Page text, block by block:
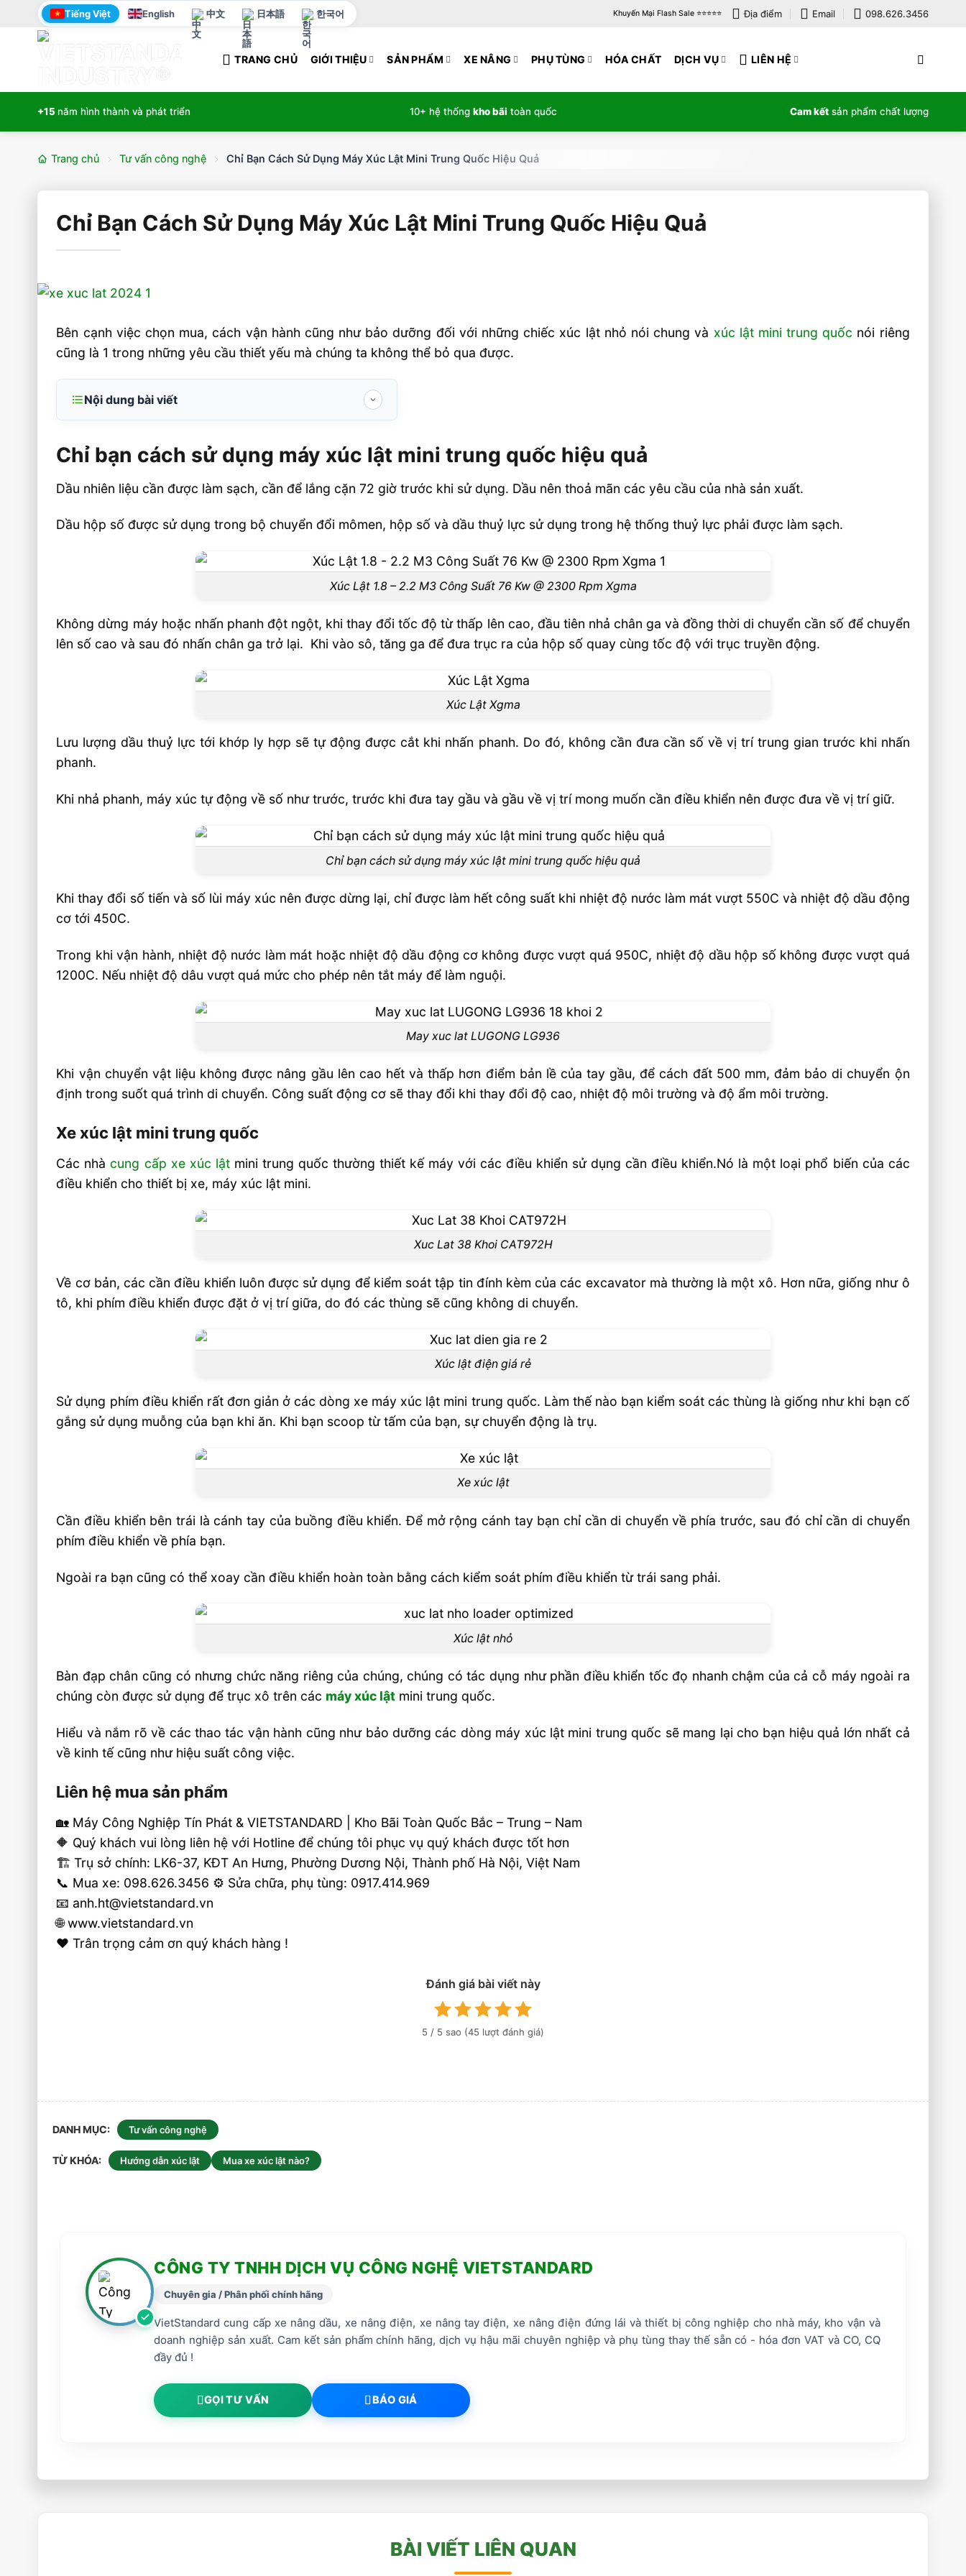
Tiếng Việt English 中文 日本語 한국어 Khuyến Mại Flash Sale ⭐️⭐️⭐️⭐️⭐️ Địa điểm Email 098.626.3456
TRANG CHỦ GIỚI THIỆU SẢN PHẨM XE NÂNG PHỤ TÙNG HÓA CHẤT DỊCH VỤ LIÊN HỆ
+15 năm hình thành và phát triển 10+ hệ thống kho bãi toàn quốc Cam kết sản phẩm chất lượng
Trang chủ Tư vấn công nghệ Chỉ Bạn Cách Sử Dụng Máy Xúc Lật Mini Trung Quốc Hiệu Quả
Chỉ Bạn Cách Sử Dụng Máy Xúc Lật Mini Trung Quốc Hiệu Quả
Bên cạnh việc chọn mua, cách vận hành cũng như bảo dưỡng đối với những chiếc xúc lật nhỏ nói chung và xúc lật mini trung quốc nói riêng
cũng là 1 trong những yêu cầu thiết yếu mà chúng ta không thể bỏ qua được.
Nội dung bài viết
hiệu quả
Liên hệ mua sản phẩm
Chỉ bạn cách sử dụng máy xúc lật mini trung quốc hiệu quả
Dầu nhiên liệu cần được làm sạch, cần để lắng cặn 72 giờ trước khi sử dụng. Dầu nên thoả mãn các yêu cầu của nhà sản xuất.
Dầu hộp số được sử dụng trong bộ chuyển đổi mômen, hộp số và dầu thuỷ lực sử dụng trong hệ thống thuỷ lực phải được làm sạch.
Xúc Lật 1.8 – 2.2 M3 Công Suất 76 Kw @ 2300 Rpm Xgma
Không dừng máy hoặc nhấn phanh đột ngột, khi thay đổi tốc độ từ thấp lên cao, đầu tiên nhả chân ga và đồng thời di chuyển cần số để chuyển
lên số cao và sau đó nhấn chân ga trở lại. Khi vào sô, tăng ga để đưa trục ra của hộp số quay cùng tốc độ với trục truyền động.
Xúc Lật Xgma
Lưu lượng dầu thuỷ lực tới khớp ly hợp sẽ tự động được cắt khi nhấn phanh. Do đó, không cần đưa cần số về vị trí trung gian trước khi nhấn
phanh.
Khi nhả phanh, máy xúc tự động về số như trước, trước khi đưa tay gầu và gầu về vị trí mong muốn cần điều khiển nên được đưa về vị trí giữ.
Chỉ bạn cách sử dụng máy xúc lật mini trung quốc hiệu quả
Khi thay đổi số tiến và số lùi máy xúc nên được dừng lại, chỉ được làm hết công suất khi nhiệt độ nước làm mát vượt 550C và nhiệt độ dầu động
cơ tới 450C.
Trong khi vận hành, nhiệt độ nước làm mát hoặc nhiệt độ dầu động cơ không được vượt quá 950C, nhiệt độ dầu hộp số không được vượt quá
1200C. Nếu nhiệt độ dâu vượt quá mức cho phép nên tắt máy để làm nguội.
May xuc lat LUGONG LG936
Khi vận chuyển vật liệu không được nâng gầu lên cao hết và thấp hơn điểm bản lề của tay gầu, để cách đất 500 mm, đảm bảo di chuyển ộn
định trong suốt quá trình di chuyển. Công suất động cơ sẽ thay đổi khi thay đổi độ cao, nhiệt độ môi trường và độ ẩm môi trường.
Xe xúc lật mini trung quốc
Các nhàcung cấp xe xúc lậtmini trung quốc thường thiết kế máy với các điều khiển sử dụng cần điều khiển.Nó là một loại phổ biến của các
điều khiển cho thiết bị xe, máy xúc lật mini.
Xuc Lat 38 Khoi CAT972H
Về cơ bản, các cần điều khiển luôn được sử dụng để kiểm soát tập tin đính kèm của các excavator mà thường là một xô. Hơn nữa, giống như ô
tô, khi phím điều khiển được đặt ở vị trí giữa, do đó các thùng sẽ cũng không di chuyển.
Xúc lật điện giá rẻ
Sử dụng phím điều khiển rất đơn giản ở các dòng xe máy xúc lật mini trung quốc. Làm thế nào bạn kiểm soát các thùng là giống như khi bạn cố
gắng sử dụng muỗng của bạn khi ăn. Khi bạn scoop từ tấm của bạn, sự chuyển động là trụ.
Xe xúc lật
Cần điều khiển bên trái là cánh tay của buồng điều khiển. Để mở rộng cánh tay bạn chỉ cần di chuyển về phía trước, sau đó chỉ cần di chuyển
phím điều khiển về phía bạn.
Ngoài ra bạn cũng có thể xoay cần điều khiển hoàn toàn bằng cách kiểm soát phím điều khiển từ trái sang phải.
Xúc lật nhỏ
Bàn đạp chân cũng có nhưng chức năng riêng của chúng, chúng có tác dụng như phần điều khiển tốc đọ nhanh chậm của cả cỗ máy ngoài ra
chúng còn được sử dụng để trục xô trên các máy xúc lật mini trung quốc.
Hiểu và nắm rõ về các thao tác vận hành cũng như bảo dưỡng các dòng máy xúc lật mini trung quốc sẽ mang lại cho bạn hiệu quả lớn nhất cả
về kinh tế cũng như hiệu suất công việc.
Liên hệ mua sản phẩm
🏡 Máy Công Nghiệp Tín Phát & VIETSTANDARD | Kho Bãi Toàn Quốc Bắc – Trung – Nam
🔶 Quý khách vui lòng liên hệ với Hotline để chúng tôi phục vụ quý khách được tốt hơn
🏗 Trụ sở chính: LK6-37, KĐT An Hưng, Phường Dương Nội, Thành phố Hà Nội, Việt Nam
📞 Mua xe: 098.626.3456 ⚙️ Sửa chữa, phụ tùng: 0917.414.969
📧 anh.ht@vietstandard.vn
🌐 www.vietstandard.vn
❤️ Trân trọng cảm ơn quý khách hàng !
Đánh giá bài viết này
5 / 5 sao (45 lượt đánh giá)
DANH MỤC Tư vấn công nghệ
TỪ KHÓA Hướng dẫn xúc lật Mua xe xúc lật nào?
CÔNG TY TNHH DỊCH VỤ CÔNG NGHỆ VIETSTANDARD
Chuyên gia / Phân phối chính hãng
VietStandard cung cấp xe nâng dầu, xe nâng điện, xe nâng tay điện, xe nâng điện đứng lái và thiết bị công nghiệp cho nhà máy, kho vận và
doanh nghiệp sản xuất. Cam kết sản phẩm chính hãng, dịch vụ hậu mãi chuyên nghiệp và phụ tùng thay thế sẵn có - hóa đơn VAT và CO, CQ
đầy đủ !
GỌI TƯ VẤN BÁO GIÁ
BÀI VIẾT LIÊN QUAN